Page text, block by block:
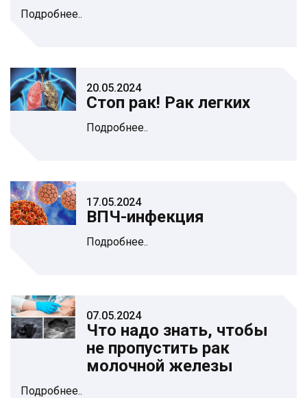
Подробнее..
20.05.2024
Стоп рак! Рак легких
Подробнее..
17.05.2024
ВПЧ-инфекция
Подробнее..
07.05.2024
Что надо знать, чтобы
не пропустить рак
молочной железы
Подробнее..